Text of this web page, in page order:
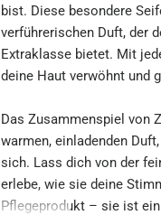
bist. Diese besondere
verführerischen Duft, der
Extraklasse bietet. Mit
deine Haut verwöhnt und
Das Zusammenspiel von
warmen, einladenden
sich. Lass dich von der
erlebe, wie sie deine
Pflegeprodukt – sie ist